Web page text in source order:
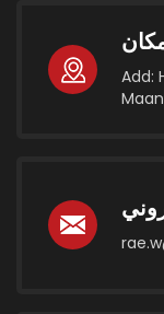
Add: